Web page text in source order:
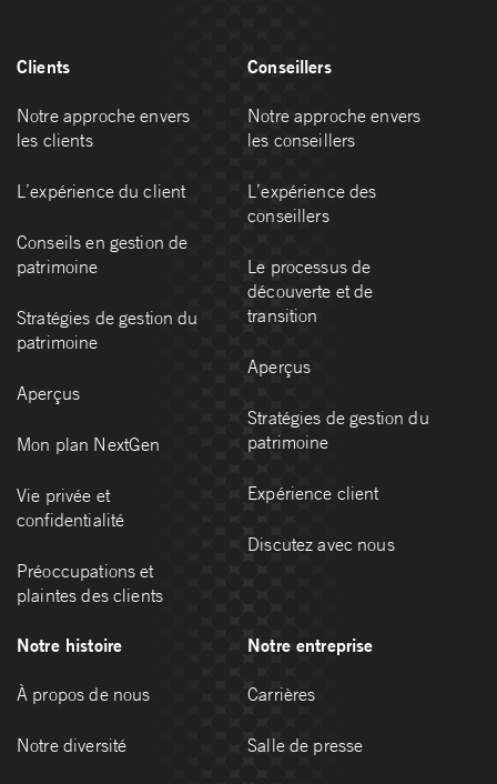
Clients
Notre approche envers
les clients
L’expérience du client
Conseils en gestion de
patrimoine
Stratégies de gestion du
patrimoine
Aperçus
Mon plan NextGen
Vie privée et
confidentialité
Préoccupations et
plaintes des clients
Conseillers
Notre approche envers
les conseillers
L’expérience des
conseillers
Le processus de
découverte et de
transition
Aperçus
Stratégies de gestion du
patrimoine
Expérience client
Discutez avec nous
Notre histoire
À propos de nous
Notre diversité
Notre entreprise
Carrières
Salle de presse